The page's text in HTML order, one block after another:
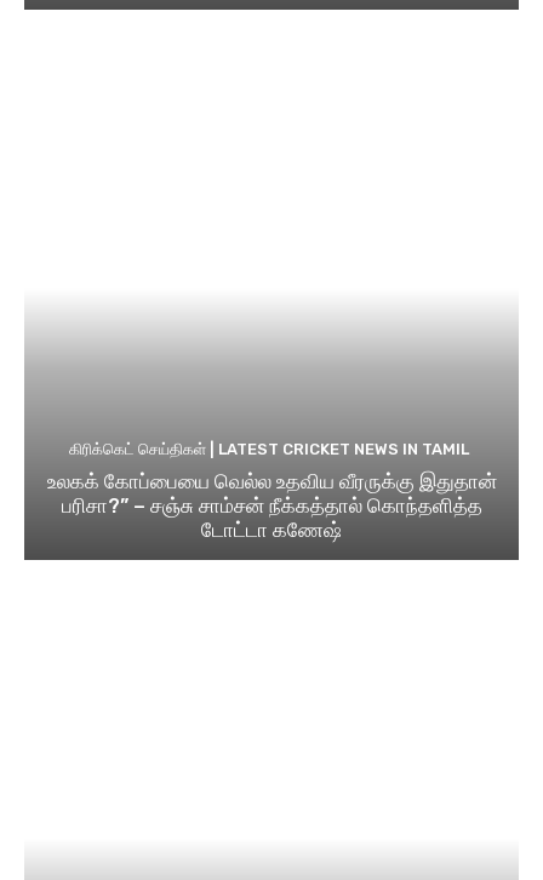
கிரிக்கெட் செய்திகள் | LATEST CRICKET NEWS IN TAMIL
உலகக் கோப்பையை வெல்ல உதவிய வீரருக்கு இதுதான்
பரிசா?” – சஞ்சு சாம்சன் நீக்கத்தால் கொந்தளித்த
டோட்டா கணேஷ்